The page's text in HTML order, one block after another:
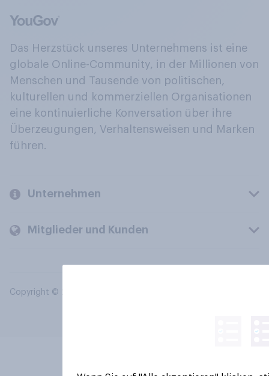
Das Herzstück unseres Unternehmens ist eine
globale Online-Community, in der Millionen von
Menschen und Tausende von politischen,
kulturellen und kommerziellen Organisationen
eine kontinuierliche Konversation über ihre
Überzeugungen, Verhaltensweisen und Marken
führen.
Unternehmen
Mitglieder und Kunden
Copyright © 2026 YouGov PLC. Alle Rechte vorbehalten.